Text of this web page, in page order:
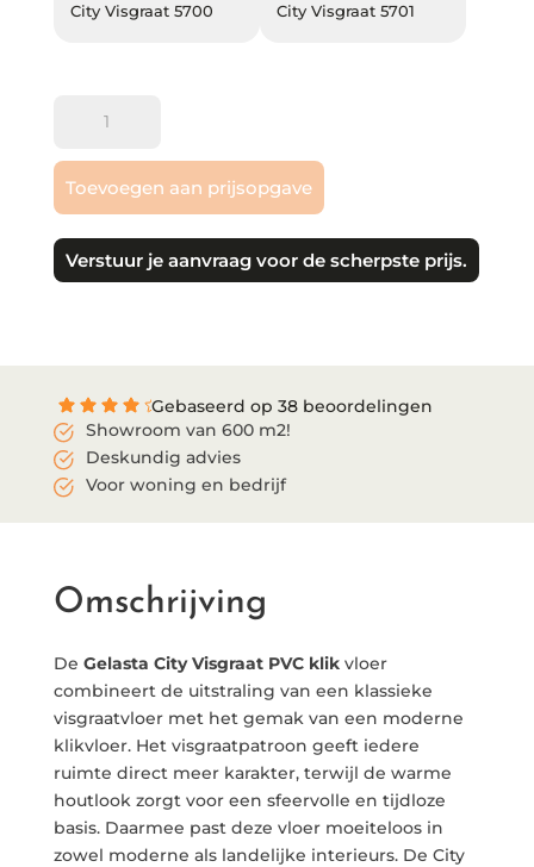
City Visgraat 5700 City Visgraat 5701
City
Visgraat
PVC
klik
aantal
Toevoegen aan prijsopgave
Verstuur je aanvraag voor de scherpste prijs.
Gebaseerd op 38 beoordelingen
Showroom van 600 m2!
Deskundig advies
Voor woning en bedrijf
Omschrijving
De Gelasta City Visgraat PVC klikvloer
combineert de uitstraling van een klassieke
visgraatvloer met het gemak van een moderne
klikvloer. Het visgraatpatroon geeft iedere
ruimte direct meer karakter, terwijl de warme
houtlook zorgt voor een sfeervolle en tijdloze
basis. Daarmee past deze vloer moeiteloos in
zowel moderne als landelijke interieurs. De City